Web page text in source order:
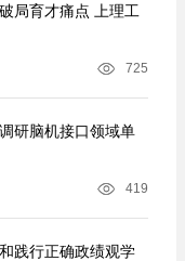
局育才痛点 上理工
725
研脑机接口领域单
419
践行正确政绩观学